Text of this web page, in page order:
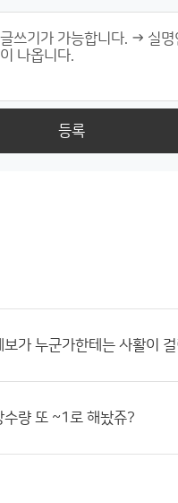
등록
보가 누군가한테는 사활이
수량 또 ~1로 해놨쥬?